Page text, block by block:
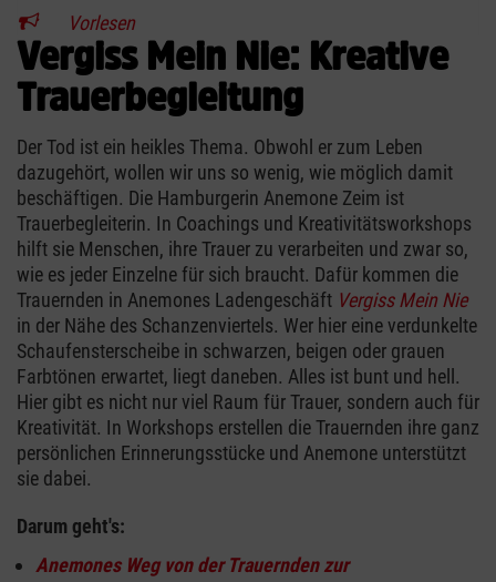
Vorlesen
Vergiss Mein Nie: Kreative
Trauerbegleitung
Der Tod ist ein heikles Thema. Obwohl er zum Leben
dazugehört, wollen wir uns so wenig, wie möglich damit
beschäftigen. Die Hamburgerin Anemone Zeim ist
Trauerbegleiterin. In Coachings und Kreativitätsworkshops
hilft sie Menschen, ihre Trauer zu verarbeiten und zwar so,
wie es jeder Einzelne für sich braucht. Dafür kommen die
Trauernden in Anemones Ladengeschäft Vergiss Mein Nie
in der Nähe des Schanzenviertels. Wer hier eine verdunkelte
Schaufensterscheibe in schwarzen, beigen oder grauen
Farbtönen erwartet, liegt daneben. Alles ist bunt und hell.
Hier gibt es nicht nur viel Raum für Trauer, sondern auch für
Kreativität. In Workshops erstellen die Trauernden ihre ganz
persönlichen Erinnerungsstücke und Anemone unterstützt
sie dabei.
Darum geht's:
Anemones Weg von der Trauernden zur